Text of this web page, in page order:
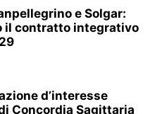
e Solgar:
il contratto integrativo
d’interesse
Concordia Sagittaria